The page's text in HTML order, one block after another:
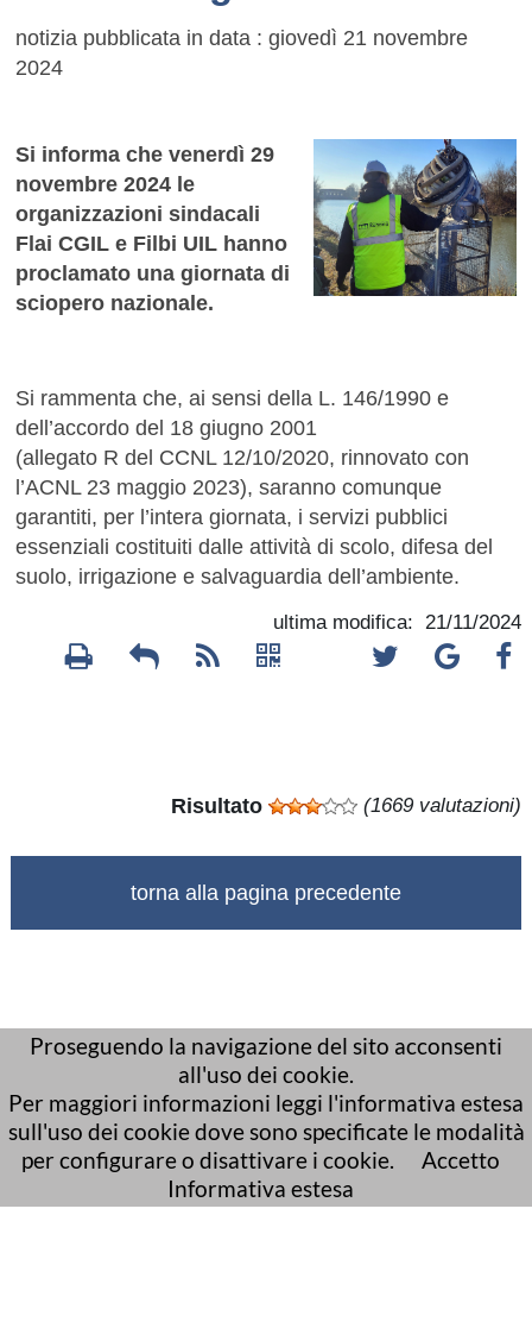
notizia pubblicata in data : giovedì 21 novembre
2024
Si informa che venerdì 29
novembre 2024 le
organizzazioni sindacali
Flai CGIL e Filbi UIL hanno
proclamato una giornata di
sciopero nazionale.
Si rammenta che, ai sensi della L. 146/1990 e
dell’accordo del 18 giugno 2001
(allegato R del CCNL 12/10/2020, rinnovato con
l’ACNL 23 maggio 2023), saranno comunque
garantiti, per l’intera giornata, i servizi pubblici
essenziali costituiti dalle attività di scolo, difesa del
suolo, irrigazione e salvaguardia dell’ambiente.
ultima modifica: 21/11/2024
Risultato (1669 valutazioni)
torna alla pagina precedente
Proseguendo la navigazione del sito acconsenti
all'uso dei cookie.
Per maggiori informazioni leggi l'informativa estesa
sull'uso dei cookie dove sono specificate le modalità
per configurare o disattivare i cookie.
Accetto
Informativa estesa